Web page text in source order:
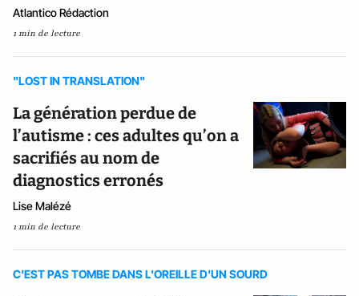
Atlantico Rédaction
1 min de lecture
"LOST IN TRANSLATION"
La génération perdue de
l’autisme : ces adultes qu’on a
sacrifiés au nom de
diagnostics erronés
Lise Malézé
1 min de lecture
C'EST PAS TOMBE DANS L'OREILLE D'UN SOURD